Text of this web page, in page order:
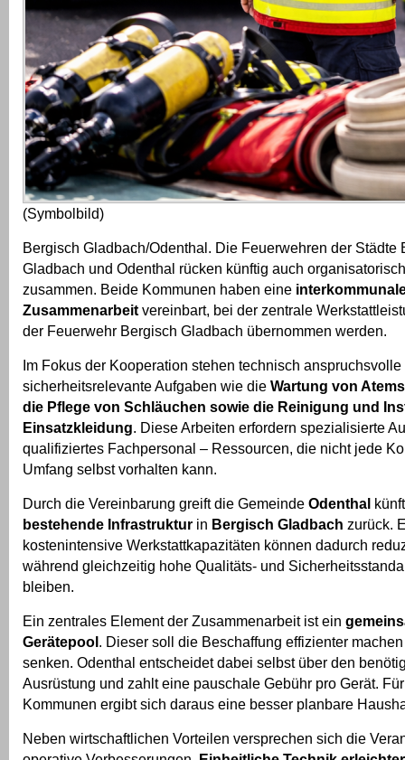
(Symbolbild)
Bergisch Gladbach/Odenthal. Die Feuerwehren der Städte
Gladbach und Odenthal rücken künftig auch
zusammen. Beide Kommunen haben eine
Zusammenarbeit vereinbart, bei der zentrale
der Feuerwehr Bergisch Gladbach übernommen werden.
Im Fokus der Kooperation stehen technisch anspruchsvolle
sicherheitsrelevante Aufgaben wie die Wartung von
die Pflege von Schläuchen sowie die Reinigung und
Einsatzkleidung. Diese Arbeiten erfordern spezialisierte
qualifiziertes Fachpersonal – Ressourcen, die nicht jede
Umfang selbst vorhalten kann.
Durch die Vereinbarung greift die Gemeinde Odenthal
bestehende Infrastruktur in Bergisch Gladbach zurück.
kostenintensive Werkstattkapazitäten können dadurch
während gleichzeitig hohe Qualitäts- und
bleiben.
Ein zentrales Element der Zusammenarbeit ist ein
Gerätepool. Dieser soll die Beschaffung effizienter
senken. Odenthal entscheidet dabei selbst über den
Ausrüstung und zahlt eine pauschale Gebühr pro Gerät.
Kommunen ergibt sich daraus eine besser planbare
Neben wirtschaftlichen Vorteilen versprechen sich die